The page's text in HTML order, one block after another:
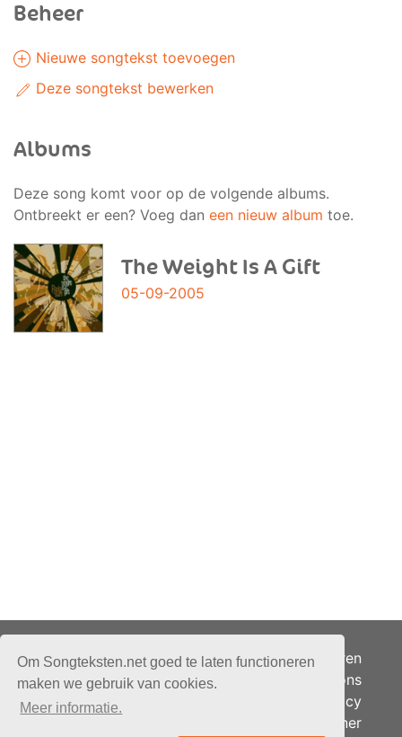
Om Songteksten.net goed te laten functioneren
maken we gebruik van cookies.
Meer informatie.
Beheer
Nieuwe songtekst toevoegen
Deze songtekst bewerken
Albums
Deze song komt voor op de volgende albums.
Ontbreekt er een? Voeg dan een nieuw album toe.
The Weight Is A Gift
05-09-2005
Adverteren
Over ons
Je privacy
Partner